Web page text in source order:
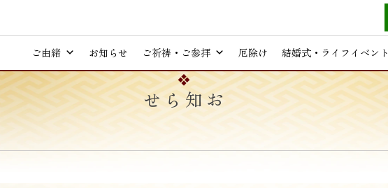
ご由緒 お知らせ ご祈祷・ご参拝 厄除け 結婚式・ライフイベント
お知らせ